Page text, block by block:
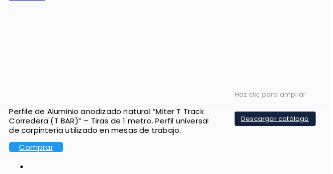
Perfile de Aluminio anodizado natural “Miter T Track
Corredera (T BAR)” – Tiras de 1 metro. Perfil universal
de carpintería utilizado en mesas de trabajo.
Comprar
Haz clic para ampliar
Descargar catálogo